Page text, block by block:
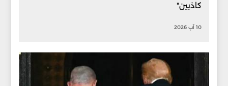
كاذبين"
10 آب 2026